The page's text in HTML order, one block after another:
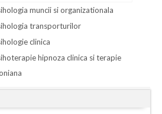
muncii si organizationala
transporturilor
clinica
hipnoza clinica si terapie